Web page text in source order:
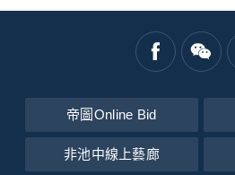
帝圖Online Bid
非池中線上藝廊